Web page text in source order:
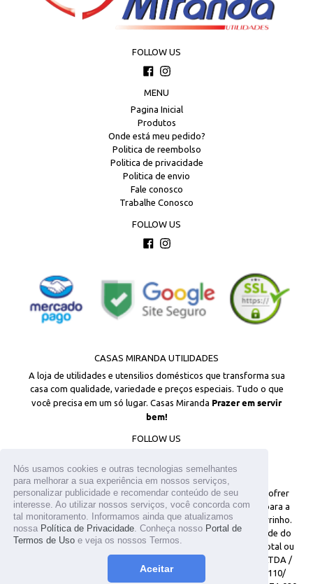
Nós usamos cookies e outras tecnologias semelhantes
para melhorar a sua experiência em nossos serviços,
personalizar publicidade e recomendar conteúdo de seu
interesse. Ao utilizar nossos serviços, você concorda com
tal monitoramento. Informamos ainda que atualizamos
nossa Política de Privacidade . Conheça nosso Portal de
Termos de Uso e veja os nossos Termos.
Aceitar
FOLLOW US
FacebookInstagram
MENU
Pagina Inicial
Produtos
Onde está meu pedido?
Politica de reembolso
Politica de privacidade
Politica de envio
Fale conosco
Trabalhe Conosco
FOLLOW US
FacebookInstagram
CASAS MIRANDA UTILIDADES
A loja de utilidades e utensilios domésticos que transforma sua
casa com qualidade, variedade e preços especiais. Tudo o que
você precisa em um só lugar. Casas Miranda Prazer em servir
bem!
FOLLOW US
© 2026Todos os direitos reservados. Os estoques podem sofrer
alterações sem aviso prévio. Os preços são válidos apenas para a
loja virtual. Em caso de divergência, o preço válido é o do carrinho.
As fotos aqui veiculadas, logotipo e marca são de propriedade do
site www.casasmiranda.com.br. É vetada a sua reprodução, total ou
parcial, sem a expressa autorização. T.MIKAMI UTENSILIOS LTDA /
CNPJ: 25.317.659/0001-05 / Inscrição Estadual: 141.096.449.110/